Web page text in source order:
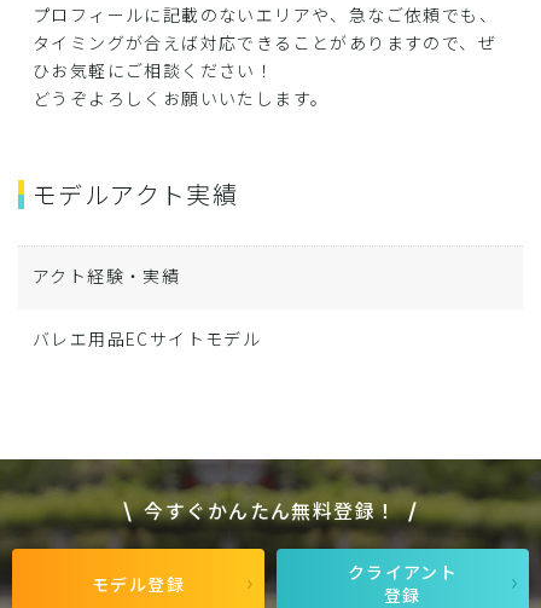
プロフィールに記載のないエリアや、急なご依頼でも、
タイミングが合えば対応できることがありますので、ぜ
ひお気軽にご相談ください！
どうぞよろしくお願いいたします。
モデルアクト実績
アクト経験・実績
バレエ用品ECサイトモデル
今すぐかんたん無料登録！
モデル登録
クライアント
登録